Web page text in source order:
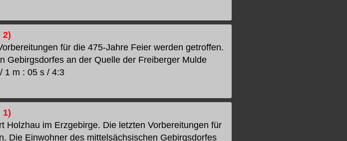
2)
für die 475-Jahre Feier werden getroffen.
Gebirgsdorfes an der Quelle der Freiberger Mulde
1 m : 05 s / 4:3
1)
Holzhau im Erzgebirge. Die letzten Vorbereitungen für
Die Einwohner des mittelsächsischen Gebirgsdorfes